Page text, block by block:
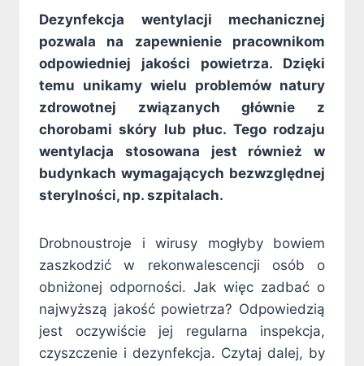
Dezynfekcja wentylacji mechanicznej
pozwala na zapewnienie pracownikom
odpowiedniej jakości powietrza. Dzięki
temu unikamy wielu problemów natury
zdrowotnej związanych głównie z
chorobami skóry lub płuc. Tego rodzaju
wentylacja stosowana jest również w
budynkach wymagających bezwzględnej
sterylności, np. szpitalach.
Drobnoustroje i wirusy mogłyby bowiem
zaszkodzić w rekonwalescencji osób o
obniżonej odporności. Jak więc zadbać o
najwyższą jakość powietrza? Odpowiedzią
jest oczywiście jej regularna inspekcja,
czyszczenie i dezynfekcja. Czytaj dalej, by